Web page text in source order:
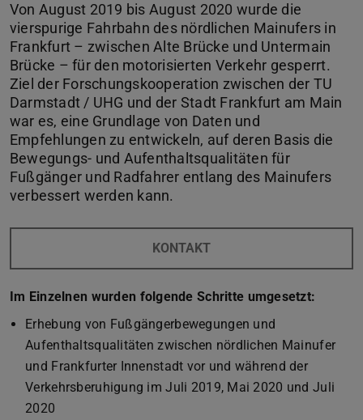
Von August 2019 bis August 2020 wurde die
vierspurige Fahrbahn des nördlichen Mainufers in
Frankfurt – zwischen Alte Brücke und Untermain
Brücke – für den motorisierten Verkehr gesperrt.
Ziel der Forschungskooperation zwischen der TU
Darmstadt / UHG und der Stadt Frankfurt am Main
war es, eine Grundlage von Daten und
Empfehlungen zu entwickeln, auf deren Basis die
Bewegungs- und Aufenthaltsqualitäten für
Fußgänger und Radfahrer entlang des Mainufers
verbessert werden kann.
KONTAKT
Im Einzelnen wurden folgende Schritte umgesetzt:
Erhebung von Fußgängerbewegungen und
Aufenthaltsqualitäten zwischen nördlichen Mainufer
und Frankfurter Innenstadt vor und während der
Verkehrsberuhigung im Juli 2019, Mai 2020 und Juli
2020